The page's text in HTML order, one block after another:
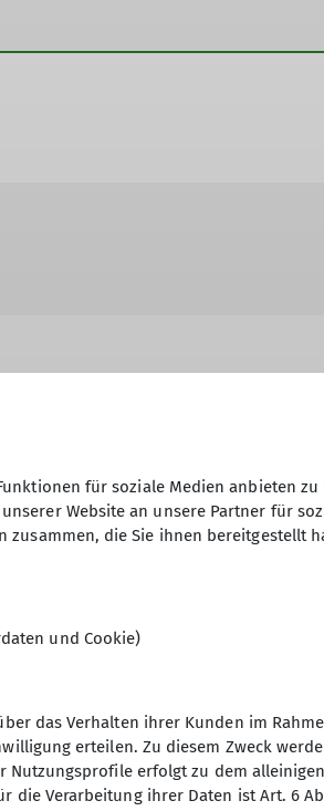
Kontaktformular
Mir ist bekannt, dass ich
für soziale Medien anbieten
Website an unsere Partner für
die Sie ihnen bereitgestellt
und Cookie)
das Verhalten ihrer Kunden im
erteilen. Zu diesem Zweck
erfolgt zu dem
die Verarbeitung ihrer Daten ist Art. 6